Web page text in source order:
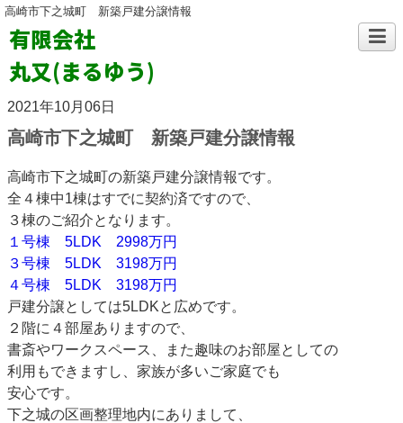
高崎市下之城町 新築戸建分譲情報
有限会社
丸又(まるゆう)
2021年10月06日
高崎市下之城町 新築戸建分譲情報
高崎市下之城町の新築戸建分譲情報です。
全４棟中1棟はすでに契約済ですので、
３棟のご紹介となります。
１号棟 5LDK 2998万円
３号棟 5LDK 3198万円
４号棟 5LDK 3198万円
戸建分譲としては5LDKと広めです。
２階に４部屋ありますので、
書斎やワークスペース、また趣味のお部屋としての
利用もできますし、家族が多いご家庭でも
安心です。
下之城の区画整理地内にありまして、